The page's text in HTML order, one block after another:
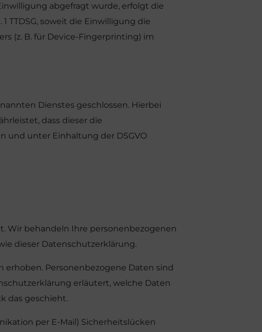
abgefragt wurde, erfolgt die
TTDSG, soweit die Einwilligung die
(z. B. für Device-Fingerprinting) im
Dienstes geschlossen. Hierbei
dass dieser die
und unter Einhaltung der DSGVO
Wir behandeln Ihre personenbezogenen
dieser Datenschutzerklärung.
Personenbezogene Daten sind
erläutert, welche Daten
das geschieht.
per E-Mail) Sicherheitslücken